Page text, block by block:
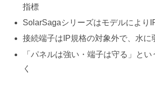
指標
SolarSagaシリーズはモデルにより
接続端子はIP規格の対象外で、水に
「パネルは強い・端子は守る」と
く